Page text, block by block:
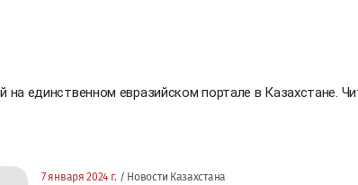
на единственном евразийском портале в Казахстане.
7 января 2024 г. / Новости Казахстана